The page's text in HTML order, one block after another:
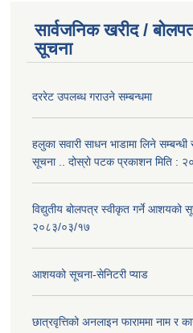
सार्वजनिक खरीद /
सूचना
दररेट उपलब्ध गराउने सम्बन्धमा
हलुका सवारी साधन भाडामा लिने सम्बन्धी
सूचना .. दोस्रो पटक प्रकाशन मिति :
विद्युतीय बोलपत्र स्वीकृत गर्ने आशयको
२०८३/०३/१७
आशयको सूचना-सेनिटरी प्याड
छात्रवृत्तिको अनलाइन फाराममा नाम र